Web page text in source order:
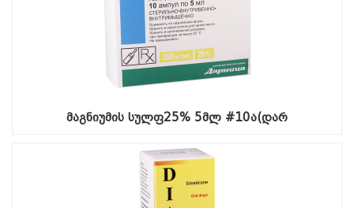
მაგნიუმის სულფ25% 5მლ #10ა(დარ